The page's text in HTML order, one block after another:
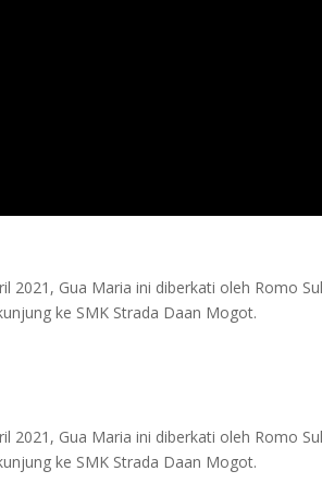
Gua Maria ini diberkati oleh Romo
ke SMK Strada Daan Mogot.
Gua Maria ini diberkati oleh Romo
ke SMK Strada Daan Mogot.